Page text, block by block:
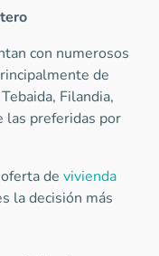
con numerosos
de
Filandia,
las preferidas por
de vivienda
la decisión más